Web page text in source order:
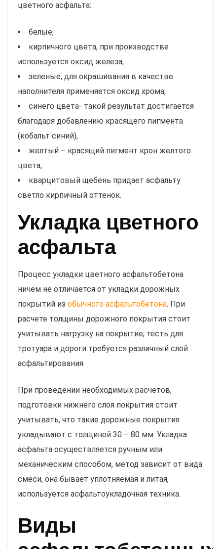
цветного асфальта:
белые,
кирпичного цвета, при производстве
используется оксид железа,
зеленые, для окрашивания в качестве
наполнителя применяется оксид хрома,
синего цвета- такой результат достигается
благодаря добавлению красящего пигмента
(кобальт синий),
желтый – красящий пигмент крон желтого
цвета,
кварцитовый щебень придает асфальту
светло кирпичный оттенок.
Укладка цветного
асфальта
Процесс укладки цветного асфальтобетона
ничем не отличается от укладки дорожных
покрытий из обычного асфальтобетона. При
расчете толщины дорожного покрытия стоит
учитывать нагрузку на покрытие, тесть для
тротуара и дороги требуется различный слой
асфальтирования.
При проведении необходимых расчетов,
подготовки нижнего слоя покрытия стоит
учитывать, что такие дорожные покрытия
укладывают с толщиной 30 – 80 мм. Укладка
асфальта осуществляется ручным или
механическим способом, метод зависит от вида
смеси, она бывает уплотняемая и литая,
используется асфальтоукладочная техника.
Виды